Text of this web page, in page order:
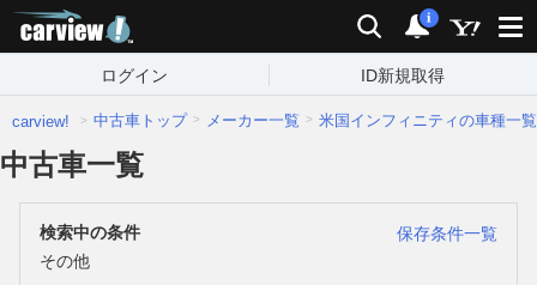
検索 通知
i
ログイン ID新規取得
carview! 中古車トップ メーカー一覧 米国インフィニティの車種一覧
中古車一覧
検索中の条件
保存条件一覧
その他